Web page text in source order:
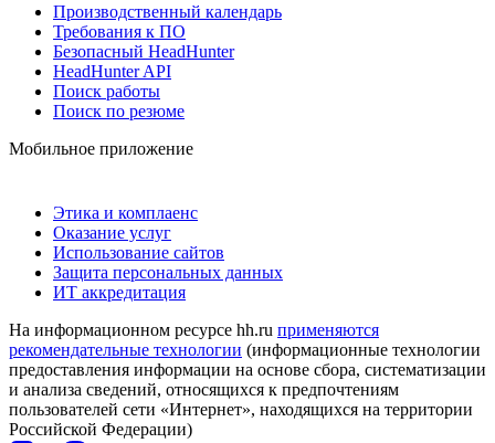
Производственный календарь
Требования к ПО
Безопасный HeadHunter
HeadHunter API
Поиск работы
Поиск по резюме
Мобильное приложение
Этика и комплаенс
Оказание услуг
Использование сайтов
Защита персональных данных
ИТ аккредитация
На информационном ресурсе hh.ru применяются
рекомендательные технологии (информационные технологии
предоставления информации на основе сбора, систематизации
и анализа сведений, относящихся к предпочтениям
пользователей сети «Интернет», находящихся на территории
Российской Федерации)